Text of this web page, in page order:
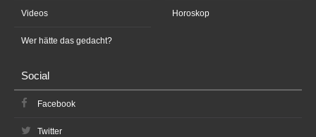
Videos
Wer hätte das gedacht?
Horoskop
Social
Facebook
Twitter